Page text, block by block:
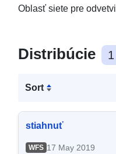
Oblasť siete pre
Distribúcie 1
Sort
stiahnuť
WFS 17 May 2019